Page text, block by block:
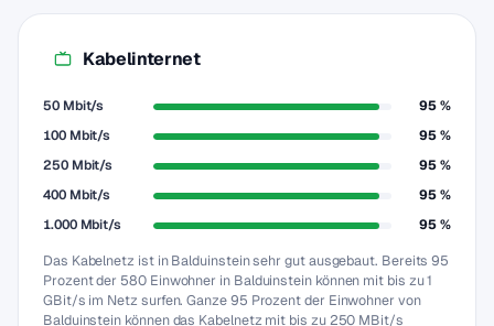
Kabelinternet
50 Mbit/s
95 %
100 Mbit/s
95 %
250 Mbit/s
95 %
400 Mbit/s
95 %
1.000 Mbit/s
95 %
Das Kabelnetz ist in Balduinstein sehr gut ausgebaut. Bereits 95
Prozent der 580 Einwohner in Balduinstein können mit bis zu 1
GBit/s im Netz surfen. Ganze 95 Prozent der Einwohner von
Balduinstein können das Kabelnetz mit bis zu 250 MBit/s